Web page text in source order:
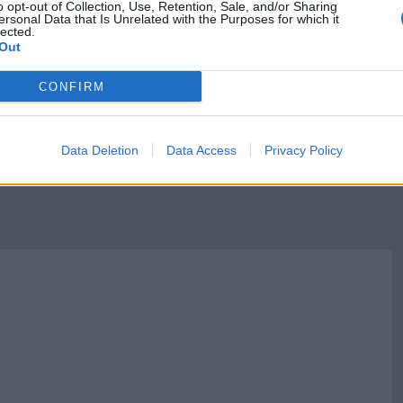
opt-out of Collection, Use, Retention, Sale, and/or Sharing
Data that Is Unrelated with the Purposes for which it
CONFIRM
Data Deletion Data Access Privacy Policy
uwzględnij również wybrany kontekst.